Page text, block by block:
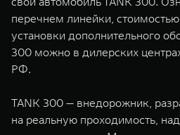
перечнем линейки,
установки дополнительного
300 можно в дилерских
РФ.
TANK 300 — внедорожник,
на реальную проходимость,